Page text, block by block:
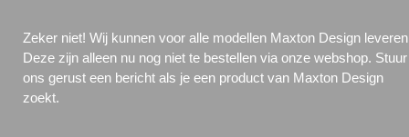
Zeker niet! Wij kunnen voor alle modellen Maxton Design
Deze zijn alleen nu nog niet te bestellen via onze webshop. Stuur
ons gerust een bericht als je een product van Maxton Design
zoekt.